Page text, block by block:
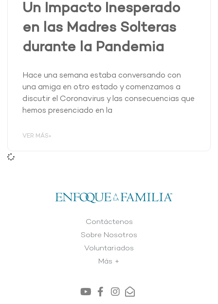
Un Impacto Inesperado
en las Madres Solteras
durante la Pandemia
Hace una semana estaba conversando con
una amiga en otro estado y comenzamos a
discutir el Coronavirus y las consecuencias que
hemos presenciado en la
VER MÁS»
Contáctenos
Sobre Nosotros
Voluntariados
Más +